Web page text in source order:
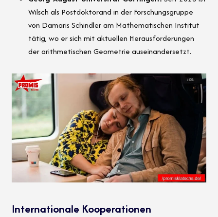
Wilsch als Postdoktorand in der Forschungsgruppe
von Damaris Schindler am Mathematischen Institut
tätig, wo er sich mit aktuellen Herausforderungen
der arithmetischen Geometrie auseinandersetzt.
Internationale Kooperationen